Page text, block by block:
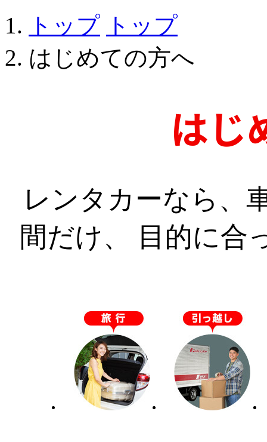
トップ トップ
はじめての方へ
はじ
レンタカーなら、
間だけ、
目的に合